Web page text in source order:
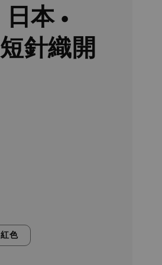
本 •
針織開
紅色